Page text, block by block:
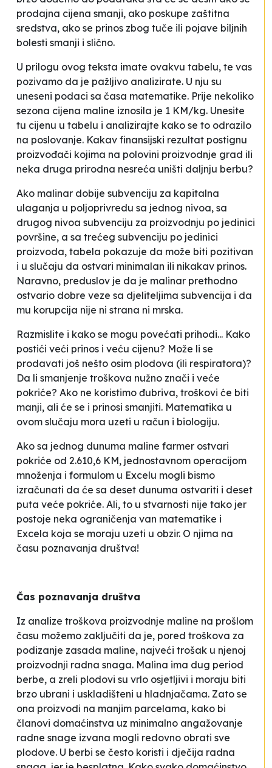
prodajna cijena smanji, ako poskupe zaštitna
sredstva, ako se prinos zbog tuče ili pojave biljnih
bolesti smanji i slično.
U prilogu ovog teksta imate ovakvu tabelu, te vas
pozivamo da je pažljivo analizirate. U nju su
uneseni podaci sa časa matematike. Prije nekoliko
sezona cijena maline iznosila je 1 KM/kg. Unesite
tu cijenu u tabelu i analizirajte kako se to odrazilo
na poslovanje. Kakav finansijski rezultat postignu
proizvođači kojima na polovini proizvodnje grad ili
neka druga prirodna nesreća uništi daljnju berbu?
Ako malinar dobije subvenciju za kapitalna
ulaganja u poljoprivredu sa jednog nivoa, sa
drugog nivoa subvenciju za proizvodnju po jedinici
površine, a sa trećeg subvenciju po jedinici
proizvoda, tabela pokazuje da može biti pozitivan
i u slučaju da ostvari minimalan ili nikakav prinos.
Naravno, preduslov je da je malinar prethodno
ostvario dobre veze sa djeliteljima subvencija i da
mu korupcija nije ni strana ni mrska.
Razmislite i kako se mogu povećati prihodi... Kako
postići veći prinos i veću cijenu? Može li se
prodavati još nešto osim plodova (ili respiratora)?
Da li smanjenje troškova nužno znači i veće
pokriće? Ako ne koristimo đubriva, troškovi će biti
manji, ali će se i prinosi smanjiti. Matematika u
ovom slučaju mora uzeti u račun i biologiju.
Ako sa jednog dunuma maline farmer ostvari
pokriće od 2.610,6 KM, jednostavnom operacijom
množenja i formulom u Excelu mogli bismo
izračunati da će sa deset dunuma ostvariti i deset
puta veće pokriće. Ali, to u stvarnosti nije tako jer
postoje neka ograničenja van matematike i
Excela koja se moraju uzeti u obzir. O njima na
času poznavanja društva!
Čas poznavanja društva
Iz analize troškova proizvodnje maline na prošlom
času možemo zaključiti da je, pored troškova za
podizanje zasada maline, najveći trošak u njenoj
proizvodnji radna snaga. Malina ima dug period
berbe, a zreli plodovi su vrlo osjetljivi i moraju biti
brzo ubrani i uskladišteni u hladnjačama. Zato se
ona proizvodi na manjim parcelama, kako bi
članovi domaćinstva uz minimalno angažovanje
radne snage izvana mogli redovno obrati sve
plodove. U berbi se često koristi i dječija radna